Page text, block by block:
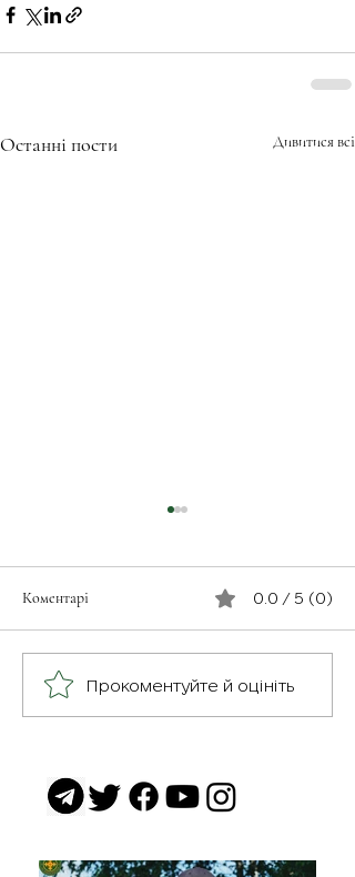
Останні пости Дивитися всі
Герої серед нас: медик
Хітмен
Коментарі 0.0 / 5 (0)
Прокоментуйте й оцініть